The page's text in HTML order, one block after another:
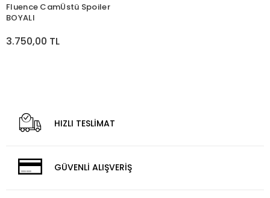
Fluence CamÜstü Spoiler
BOYALI
3.750,00 TL
HIZLI TESLİMAT
GÜVENLİ ALIŞVERİŞ